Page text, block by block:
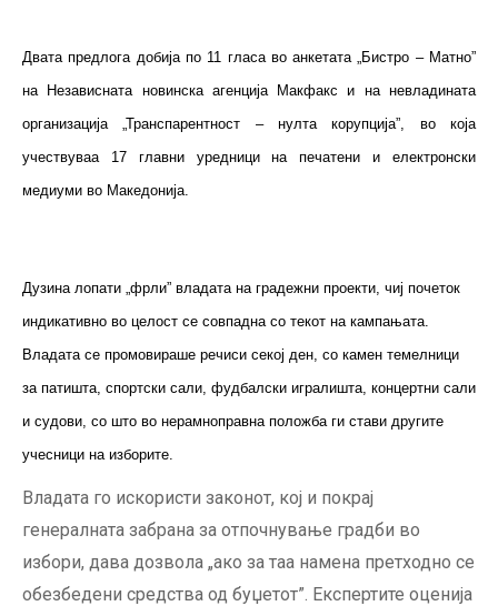
Двата предлога добија по 11 гласа во анкетата „Бистро – Матно”
на Независната новинска агенција Макфакс и на невладината
организација „Транспарентност – нулта корупција”, во која
учествуваа 17 главни уредници на печатени и електронски
медиуми во Македонија.
Дузина лопати „фрли” владата на градежни проекти, чиј почеток
индикативно во целост се совпадна со текот на кампањата.
Владата се промовираше речиси секој ден, со камен темелници
за патишта, спортски сали, фудбалски игралишта, концертни сали
и судови, со што во нерамноправна положба ги стави другите
учесници на изборите.
Владата го искористи законот, кој и покрај
генералната забрана за отпочнување градби во
избори, дава дозвола „ако за таа намена претходно се
обезбедени средства од буџетот”. Експертите оценија